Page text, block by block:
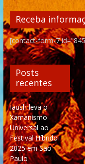
Receba
[contact-form-7
Posts
recentes
Iaush leva o
Xamanismo
Universal ao
Festival Híbrido
2025 em São
Paulo